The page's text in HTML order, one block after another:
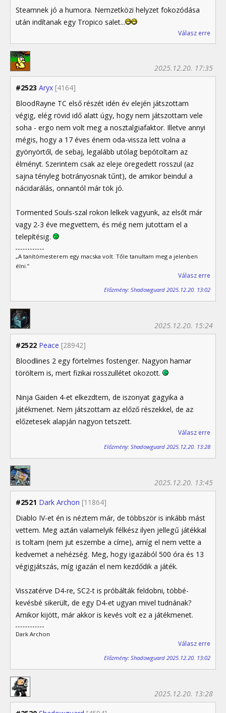
Steamnek jó a humora. Nemzetközi helyzet fokozódása
után indítanak egy Tropico salet...
Válasz erre
#2523 Aryx [4164]
2025.12.20. 17:35
BloodRayne TC első részét idén év elején játszottam
végig, elég rövid idő alatt úgy, hogy nem játszottam vele
soha - ergo nem volt meg a nosztalgiafaktor. Illetve annyi
mégis, hogy a 17 éves énem oda-vissza lett volna a
gyönyörtől, de sebaj, legalább utólag bepótoltam az
élményt. Szerintem csak az eleje öregedett rosszul (az
sajna tényleg botrányosnak tűnt), de amikor beindul a
nácidarálás, onnantól már tök jó.
Tormented Souls-szal rokon lelkek vagyunk, az elsőt már
vagy 2-3 éve megvettem, és még nem jutottam el a
telepítésig.
„A tanítómesterem egy macska volt. Tőle tanultam meg a jelenben
élni.”
Válasz erre
Előzmény: Shadowguard 2025.12.20. 13:02
#2522 Peace [28942]
2025.12.20. 15:24
Bloodlines 2 egy förtelmes fostenger. Nagyon hamar
töröltem is, mert fizikai rosszullétet okozott.
Ninja Gaiden 4-et elkezdtem, de iszonyat gagyika a
játékmenet. Nem játszottam az előző részekkel, de az
előzetesek alapján nagyon tetszett.
Válasz erre
Előzmény: Shadowguard 2025.12.20. 13:28
#2521 Dark Archon [11864]
2025.12.20. 13:45
Diablo IV-et én is néztem már, de többször is inkább mást
vettem. Meg aztán valamelyik félkész ilyen jellegű játékkal
is toltam (nem jut eszembe a címe), amíg el nem vette a
kedvemet a nehézség. Meg, hogy igazából 500 óra és 13
végigjátszás, míg igazán el nem kezdődik a játék.
Visszatérve D4-re, SC2-t is próbálták feldobni, többé-
kevésbé sikerült, de egy D4-et ugyan mivel tudnának?
Amikor kijött, már akkor is kevés volt ez a játékmenet.
Dark Archon
Válasz erre
Előzmény: Shadowguard 2025.12.20. 13:02
2025.12.20. 13:28